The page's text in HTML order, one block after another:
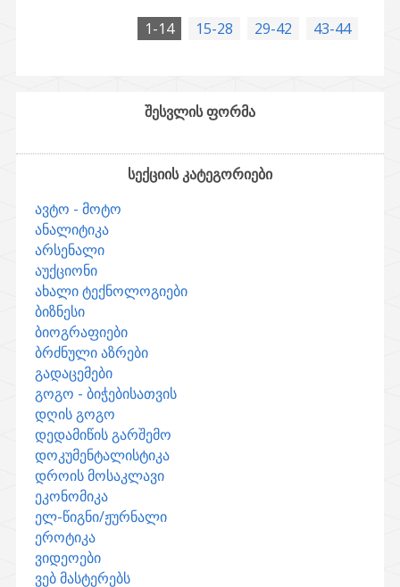
1-14 15-28 29-42 43-44
შესვლის ფორმა
სექციის კატეგორიები
ავტო - მოტო
ანალიტიკა
არსენალი
აუქციონი
ახალი ტექნოლოგიები
ბიზნესი
ბიოგრაფიები
ბრძნული აზრები
გადაცემები
გოგო - ბიჭებისათვის
დღის გოგო
დედამიწის გარშემო
დოკუმენტალისტიკა
დროის მოსაკლავი
ეკონომიკა
ელ-წიგნი/ჟურნალი
ეროტიკა
ვიდეოები
ვებ მასტერებს